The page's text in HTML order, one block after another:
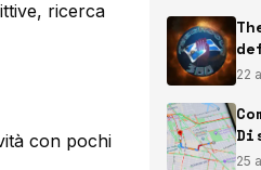
ricerca
con pochi
22
25